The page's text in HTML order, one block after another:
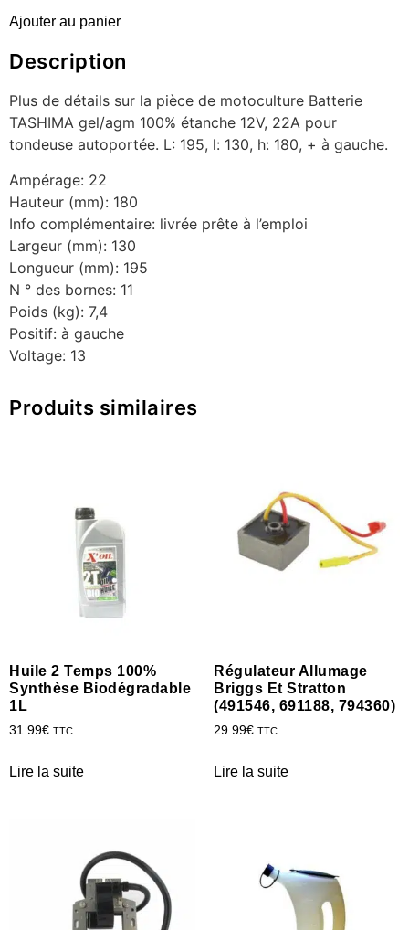
Ajouter au panier
Description
Plus de détails sur la pièce de motoculture Batterie
TASHIMA gel/agm 100% étanche 12V, 22A pour
tondeuse autoportée. L: 195, l: 130, h: 180, + à gauche.
Ampérage: 22
Hauteur (mm): 180
Info complémentaire: livrée prête à l’emploi
Largeur (mm): 130
Longueur (mm): 195
N ° des bornes: 11
Poids (kg): 7,4
Positif: à gauche
Voltage: 13
Produits similaires
Huile 2 Temps 100%
Synthèse Biodégradable
1L
31.99€ TTC
Lire la suite
Régulateur Allumage
Briggs Et Stratton
(491546, 691188, 794360)
29.99€ TTC
Lire la suite